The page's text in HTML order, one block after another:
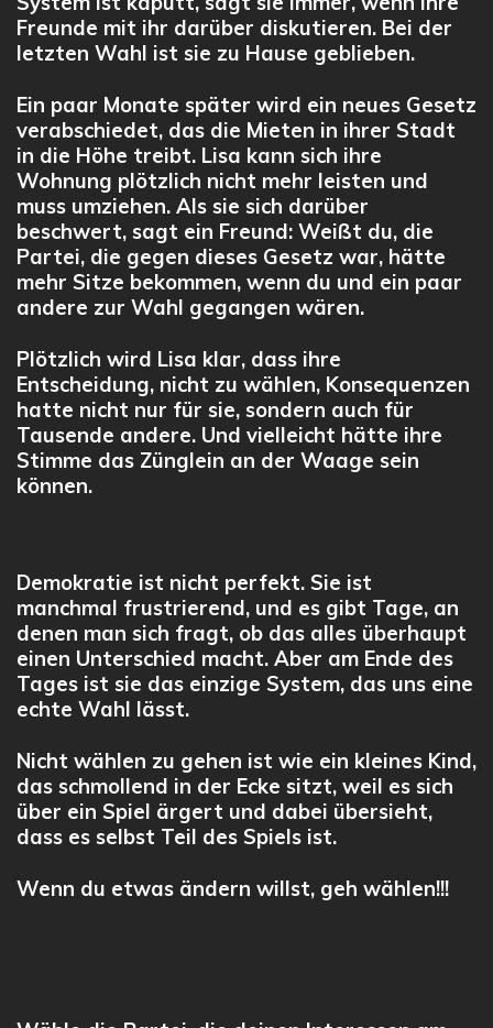
Freunde mit ihr darüber diskutieren. Bei der
letzten Wahl ist sie zu Hause geblieben.
Ein paar Monate später wird ein neues Gesetz
verabschiedet, das die Mieten in ihrer Stadt
in die Höhe treibt. Lisa kann sich ihre
Wohnung plötzlich nicht mehr leisten und
muss umziehen. Als sie sich darüber
beschwert, sagt ein Freund: Weißt du, die
Partei, die gegen dieses Gesetz war, hätte
mehr Sitze bekommen, wenn du und ein paar
andere zur Wahl gegangen wären.
Plötzlich wird Lisa klar, dass ihre
Entscheidung, nicht zu wählen, Konsequenzen
hatte nicht nur für sie, sondern auch für
Tausende andere. Und vielleicht hätte ihre
Stimme das Zünglein an der Waage sein
können.
Demokratie ist nicht perfekt. Sie ist
manchmal frustrierend, und es gibt Tage, an
denen man sich fragt, ob das alles überhaupt
einen Unterschied macht. Aber am Ende des
Tages ist sie das einzige System, das uns eine
echte Wahl lässt.
Nicht wählen zu gehen ist wie ein kleines Kind,
das schmollend in der Ecke sitzt, weil es sich
über ein Spiel ärgert und dabei übersieht,
dass es selbst Teil des Spiels ist.
Wenn du etwas ändern willst, geh wählen!!!